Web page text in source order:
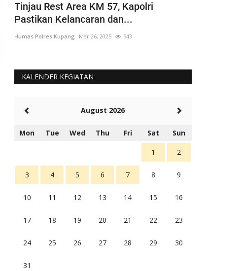
Tinjau Rest Area KM 57, Kapolri
Pastikan Kelancaran dan...
Humas Polres Kupang Mar 26, 2025 543
KALENDER KEGIATAN
August 2026
Mon Tue Wed Thu Fri Sat Sun
1 2
3 4 5 6 7 8 9
10 11 12 13 14 15 16
17 18 19 20 21 22 23
24 25 26 27 28 29 30
31